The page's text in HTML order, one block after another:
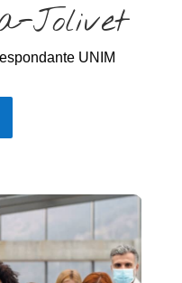
Jolivet
UNIM